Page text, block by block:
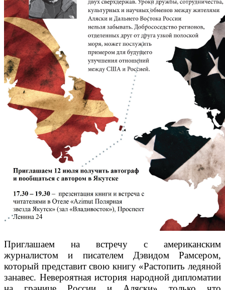
Приглашаем на встречу с американским
журналистом и писателем Дэвидом Рамсером,
который представит свою книгу «Растопить ледяной
занавес. Невероятная история народной дипломатии